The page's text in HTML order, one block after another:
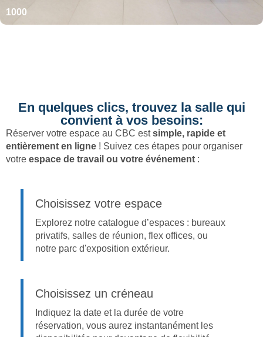
1000
En quelques clics, trouvez la salle qui
convient à vos besoins:
Réserver votre espace au CBC estsimple, rapide et
entièrement en ligne ! Suivez ces étapes pour organiser
votre espace de travail ou votre événement :
Choisissez votre espace
Explorez notre catalogue d’espaces : bureaux
privatifs, salles de réunion, flex offices, ou
notre parc d'exposition extérieur.
Choisissez un créneau
Indiquez la date et la durée de votre
réservation, vous aurez instantanément les